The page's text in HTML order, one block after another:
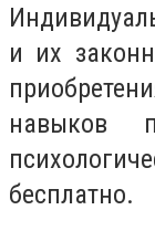
и их
навыков
бесплатно.